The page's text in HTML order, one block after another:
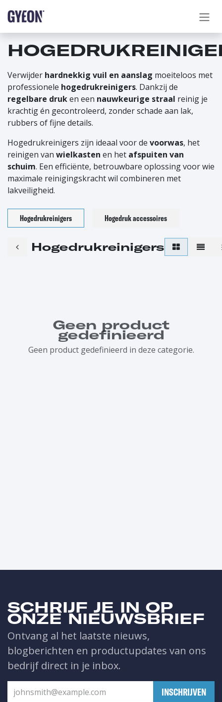
Verwijder hardnekkig vuil en aanslag moeiteloos met
professionele hogedrukreinigers. Dankzij de
regelbare druken een nauwkeurige straal reinig je
krachtig én gecontroleerd, zonder schade aan lak,
rubbers of fijne details.
Hogedrukreinigers zijn ideaal voor de voorwas, het
reinigen van wielkasten en het afspuiten van
schuim. Een efficiënte, betrouwbare oplossing voor wie
maximale reinigingskracht wil combineren met
lakveiligheid.
Hogedrukreinigers Hogedruk accessoires
Hogedrukreinigers
Geen product
gedefinieerd
Geen product gedefinieerd in deze categorie.
SCHRIJF JE IN OP
ONZE NIEUWSBRIEF
Ontvang al het laatste nieuws,
blogberichten en productupdates van ons
bedrijf direct in je inbox.
​INSCHRIJVEN